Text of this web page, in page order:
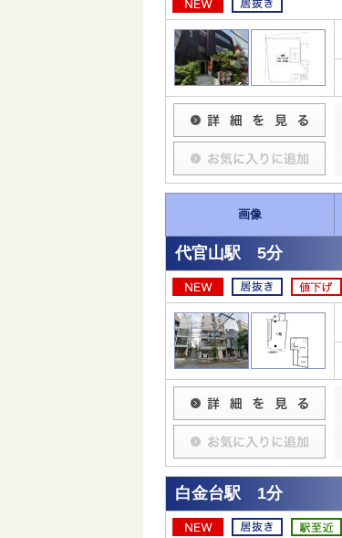
画像
代官山駅 5分
白金台駅 1分